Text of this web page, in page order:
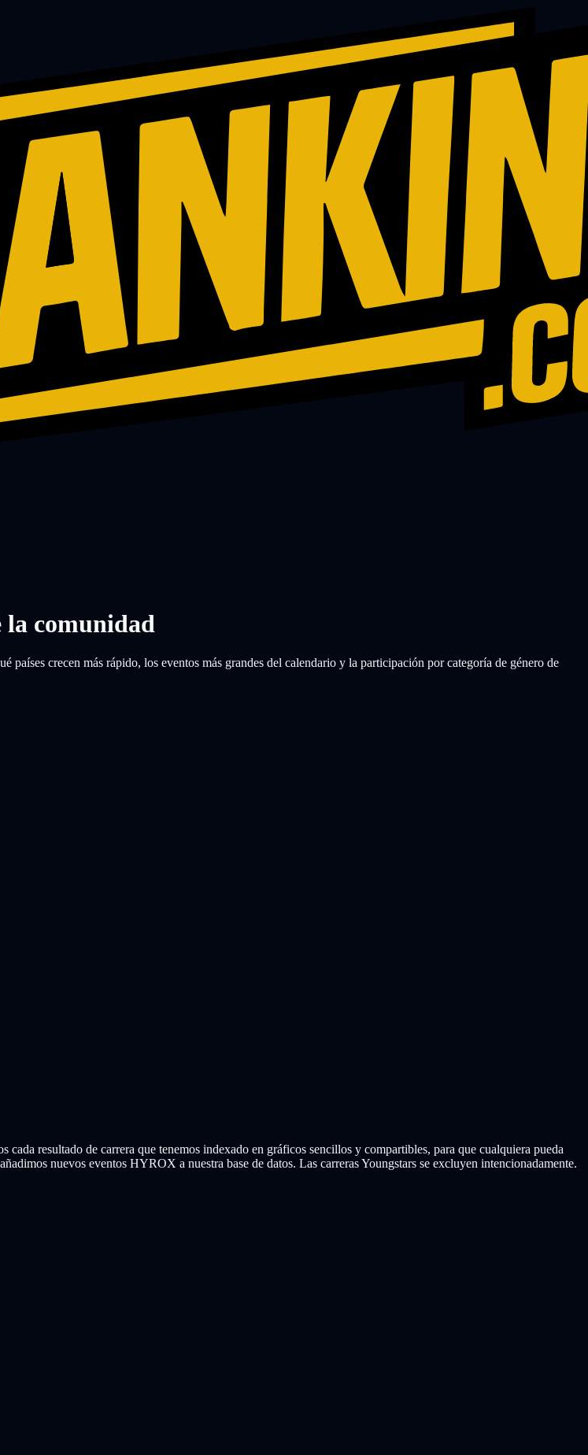
la comunidad
crecen más rápido, los eventos más grandes del calendario y la participación por categoría de género de
resultado de carrera que tenemos indexado en gráficos sencillos y compartibles, para que cualquiera pueda
nuevos eventos HYROX a nuestra base de datos. Las carreras Youngstars se excluyen intencionadamente.